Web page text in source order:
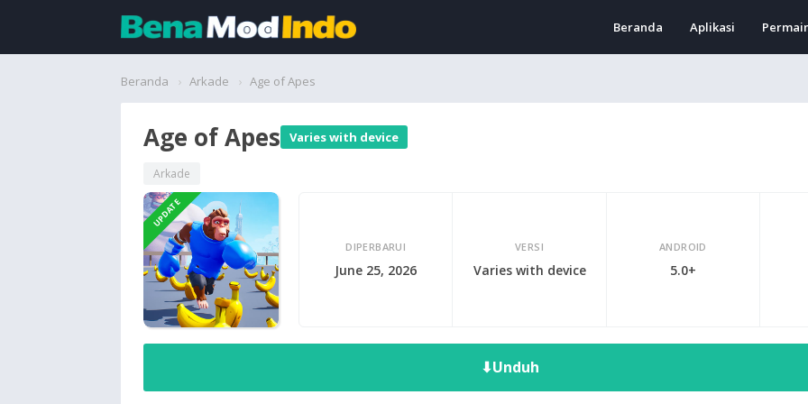
Beranda Aplikasi
Beranda Arkade Age of Apes
Age of Apes Varies with device
Arkade
UPDATE
DIPERBARUI
June 25, 2026
VERSI
Varies with device
ANDROID
5.0+
⬇Unduh